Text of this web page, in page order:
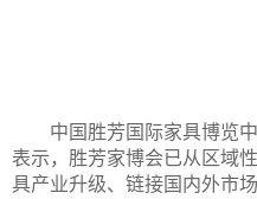
中国胜芳国际家具博览
表示，胜芳家博会已从区域
具产业升级、链接国内外市